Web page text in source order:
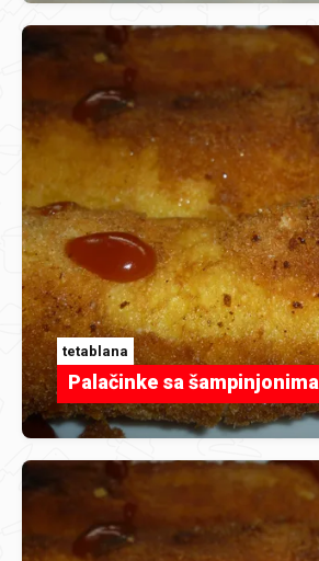
tetablana
Palačinke sa šampinjonima